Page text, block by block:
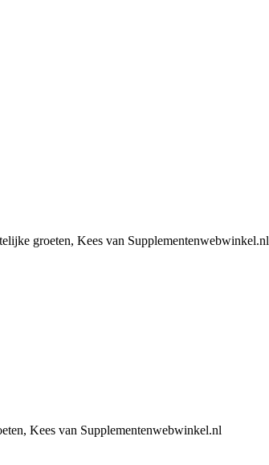
groeten, Kees van Supplementenwebwinkel.nl
Kees van Supplementenwebwinkel.nl